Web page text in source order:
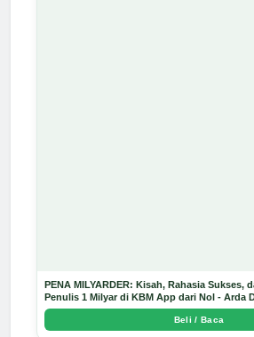
PENA MILYARDER: Kisah, Rahasia Sukses,
Penulis 1 Milyar di KBM App dari Nol - Arda
Beli / Baca